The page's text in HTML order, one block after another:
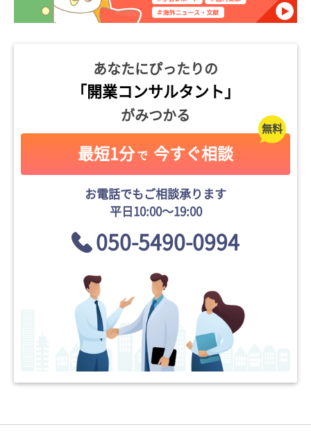
あなたにぴったりの
「開業コンサルタント」
がみつかる
最短1分 で 今すぐ相談
お電話でもご相談承ります
平日10:00〜19:00
050-5490-0994